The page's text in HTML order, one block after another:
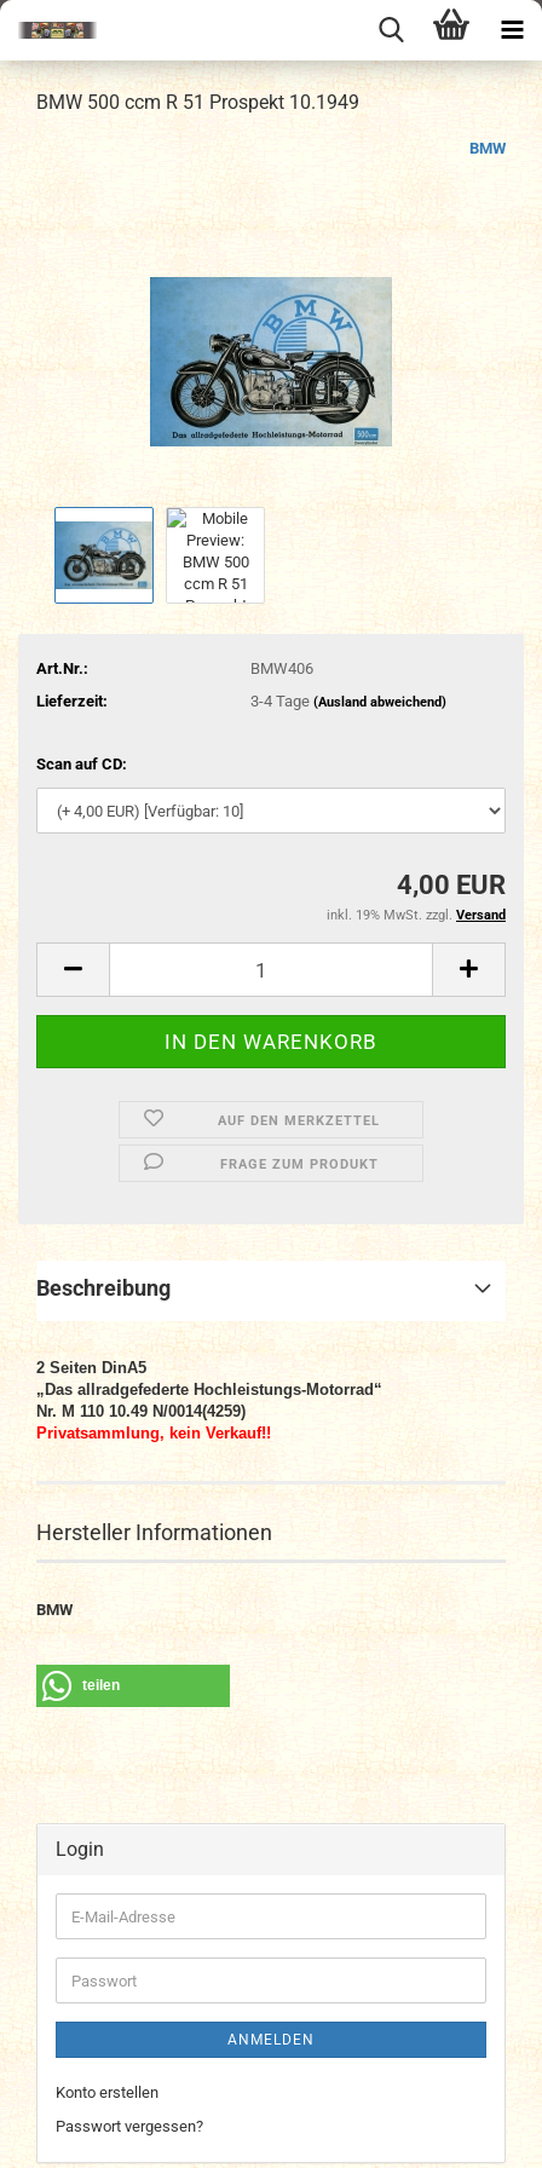
BMW 500 ccm R 51 Prospekt 10.1949
BMW
Art.Nr.:
BMW406
Lieferzeit:
3-4 Tage (Ausland abweichend)
Scan auf CD:
4,00 EUR
inkl. 19% MwSt. zzgl. Versand
AUF DEN MERKZETTEL
FRAGE ZUM PRODUKT
Beschreibung
2 Seiten DinA5
„Das allradgefederte Hochleistungs-Motorrad“
Nr. M 110 10.49 N/0014(4259)
Privatsammlung, kein Verkauf!!
Hersteller Informationen
BMW
teilen
Login
E-
Mail-
Adresse
Passwort
ANMELDEN
Konto erstellen
Passwort vergessen?